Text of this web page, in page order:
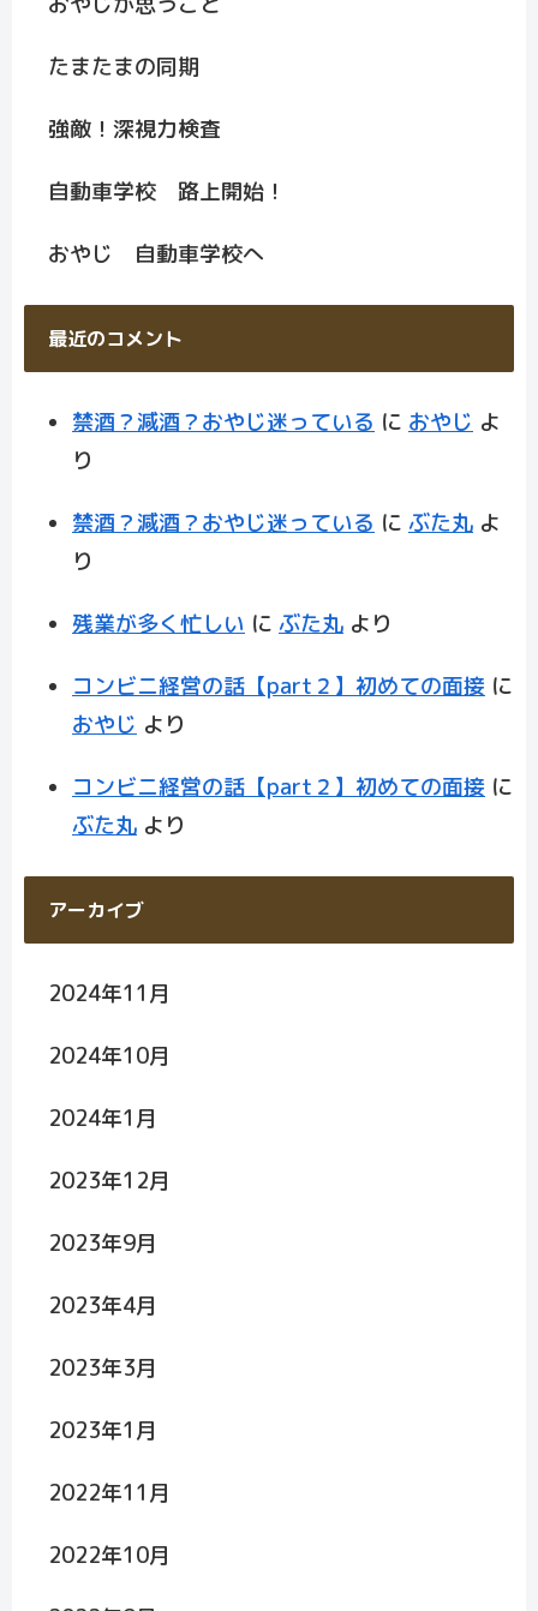
たまたまの同期
強敵！深視力検査
自動車学校 路上開始！
おやじ 自動車学校へ
最近のコメント
禁酒？減酒？おやじ迷っている に おやじ よ
り
禁酒？減酒？おやじ迷っている に ぶた丸 よ
り
残業が多く忙しい に ぶた丸 より
コンビニ経営の話【part２】初めての面接 に
おやじ より
コンビニ経営の話【part２】初めての面接 に
ぶた丸 より
アーカイブ
2024年11月
2024年10月
2024年1月
2023年12月
2023年9月
2023年4月
2023年3月
2023年1月
2022年11月
2022年10月